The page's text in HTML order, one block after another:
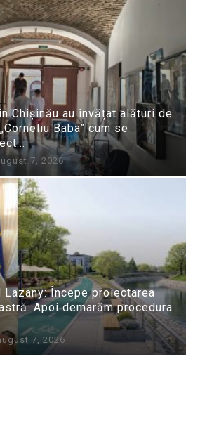
Chișinău au învățat alături de
Baba” cum se
7, 2026
Lazany: Începe proiectarea
Apoi demarăm procedura
7, 2026